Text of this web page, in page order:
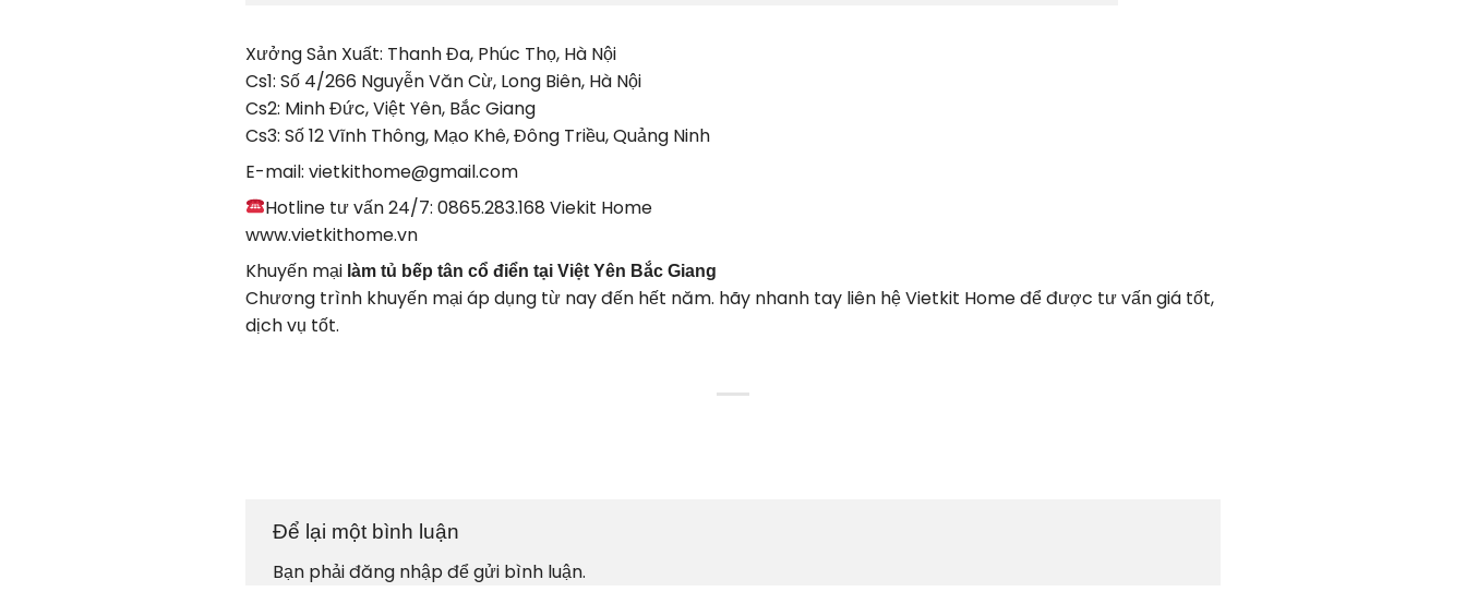
Xưởng Sản Xuất: Thanh Đa, Phúc Thọ, Hà Nội
Cs1: Số 4/266 Nguyễn Văn Cừ, Long Biên, Hà Nội
Cs2: Minh Đức, Việt Yên, Bắc Giang
Cs3: Số 12 Vĩnh Thông, Mạo Khê, Đông Triều, Quảng Ninh
E-mail: vietkithome@gmail.com
Hotline tư vấn 24/7: 0865.283.168 Viekit Home
www.vietkithome.vn
Khuyến mại làm tủ bếp tân cổ điển tại Việt Yên Bắc Giang
Chương trình khuyến mại áp dụng từ nay đến hết năm. hãy nhanh tay liên hệ Vietkit Home để được tư vấn giá tốt,
dịch vụ tốt.
Để lại một bình luận
Bạn phảiđăng nhậpđể gửi bình luận.